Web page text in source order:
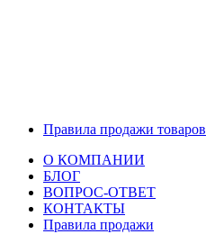
Правила продажи товаров
О КОМПАНИИ
БЛОГ
ВОПРОС-ОТВЕТ
КОНТАКТЫ
Правила продажи